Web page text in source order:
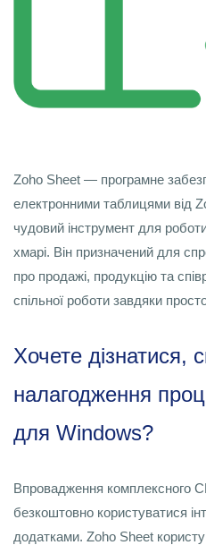
Zoho Sheet — програмне
електронними таблицями від
чудовий інструмент для
хмарі. Він призначений для
про продажі, продукцію та
спільної роботи завдяки
Хочете дізнатися,
налагодження
для Windows?
Впровадження комплексного
безкоштовно користуватися
додатками. Zoho Sheet